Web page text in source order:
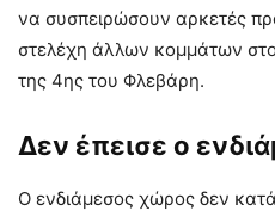
να συσπειρώσουν αρκετές
στελέχη άλλων κομμάτων
της 4ης του Φλεβάρη.
Δεν έπεισε ο
Ο ενδιάμεσος χώρος δεν